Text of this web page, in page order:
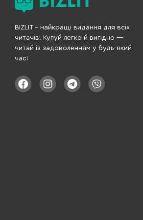
BIZLIT – найкращі видання для всіх
читачів! Купуй легко й вигідно —
читай із задоволенням у будь-який
час!